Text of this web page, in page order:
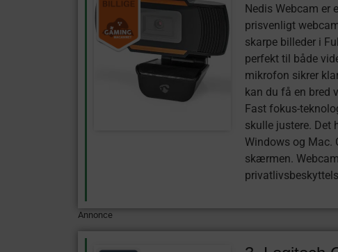
Nedis Webcam er
prisvenligt
skarpe billeder i
perfekt til både
mikrofon sikrer
kan du få en bred
Fast fokus-
skulle justere. Det
Windows og Mac.
skærmen.
Annonce